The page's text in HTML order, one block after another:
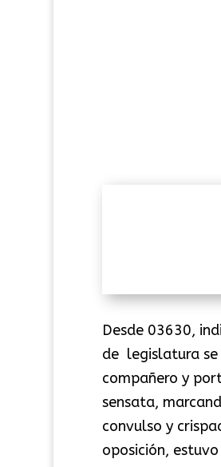
Desde 03630,
de legislatura
compañero y
sensata,
convulso y
oposición,